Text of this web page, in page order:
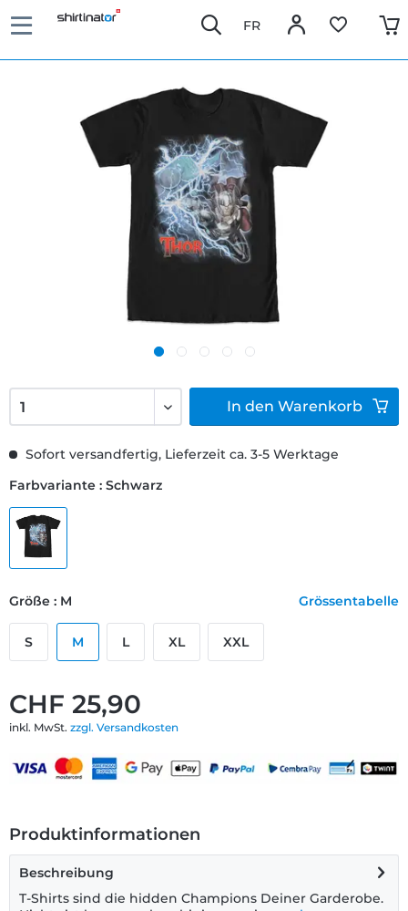
FR
CHF 25,90
inkl. MwSt. zzgl. Versandkosten
Sofort versandfertig, Lieferzeit ca. 3-5 Werktage
Farbvariante : Schwarz
Größe : M Grössentabelle
S M L XL XXL
In den Warenkorb
Produktinformationen
Beschreibung
T-Shirts sind die hidden Champions Deiner Garderobe.